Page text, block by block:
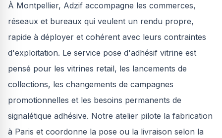
À Montpellier, Adzif accompagne les commerces,
réseaux et bureaux qui veulent un rendu propre,
rapide à déployer et cohérent avec leurs contraintes
d'exploitation. Le service pose d'adhésif vitrine est
pensé pour les vitrines retail, les lancements de
collections, les changements de campagnes
promotionnelles et les besoins permanents de
signalétique adhésive. Notre atelier pilote la fabrication
à Paris et coordonne la pose ou la livraison selon la